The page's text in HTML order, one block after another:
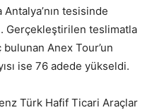
tesisinde
Gerçekleştirilen teslimatla
Anex Tour’un
ise 76 adede yükseldi.
Türk Hafif Ticari Araçlar